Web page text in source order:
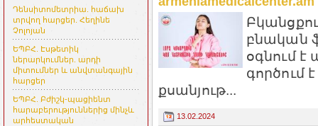
Դենսիտոմետրիա. հաճախ
տրվող հարցեր. Հեղինե
Չոլոյան
ԵՊԲՀ. Էսթետիկ
ներարկումներ. արդի
միտումներ և անվտանգային
հարցեր
ԵՊԲՀ. Բժիշկ-պացիենտ
հարաբերություններից մինչև
արհեստական
բնական
օգնում
գործում
քսանյութ...
13.02.2024